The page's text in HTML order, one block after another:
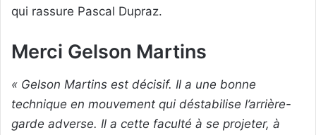
qui rassure Pascal Dupraz.
Merci Gelson Martins
« Gelson Martins est décisif. Il a une bonne
technique en mouvement qui déstabilise l’arrière-
garde adverse. Il a cette faculté à se projeter, à